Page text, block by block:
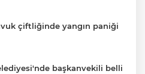
çiftliğinde yangın paniği
başkanvekili belli